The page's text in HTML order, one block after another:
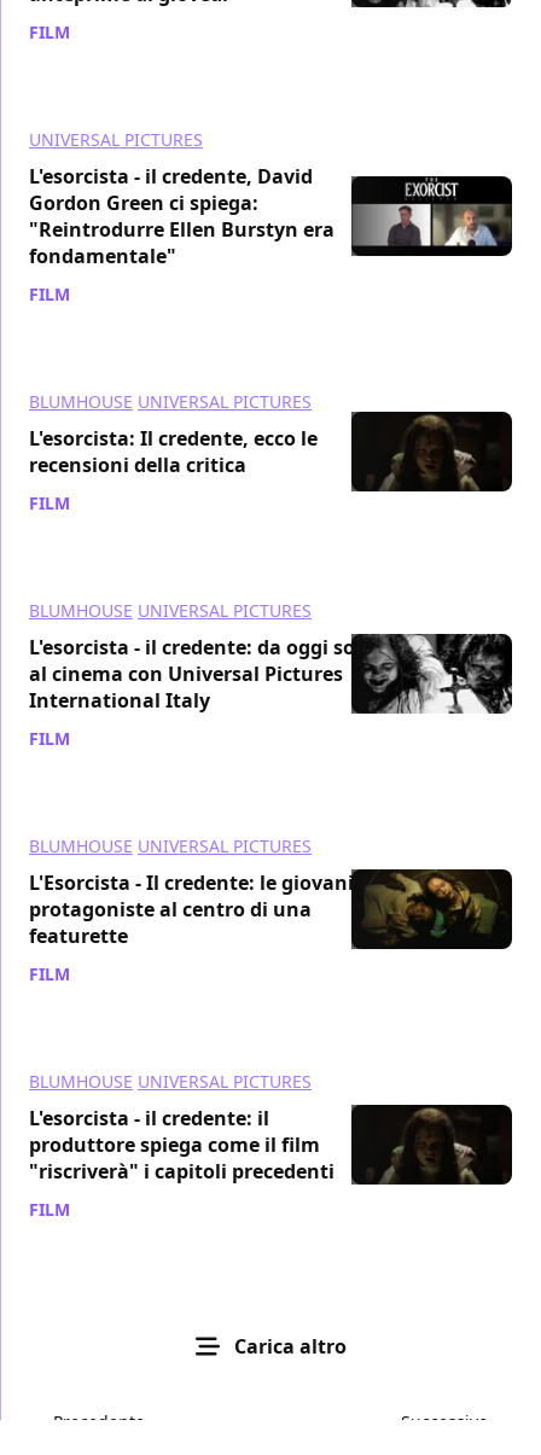
FILM
UNIVERSAL PICTURES
L'esorcista - il credente, David
Gordon Green ci spiega:
"Reintrodurre Ellen Burstyn era
fondamentale"
FILM
BLUMHOUSE UNIVERSAL PICTURES
L'esorcista: Il credente, ecco le
recensioni della critica
FILM
BLUMHOUSE UNIVERSAL PICTURES
L'esorcista - il credente: da oggi solo
al cinema con Universal Pictures
International Italy
FILM
BLUMHOUSE UNIVERSAL PICTURES
L'Esorcista - Il credente: le giovani
protagoniste al centro di una
featurette
FILM
BLUMHOUSE UNIVERSAL PICTURES
L'esorcista - il credente: il
produttore spiega come il film
"riscriverà" i capitoli precedenti
FILM
Carica altro
Precedente Successivo